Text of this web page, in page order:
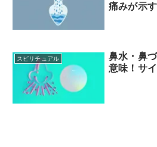
痛みが示
スピリチュアル
鼻水・鼻
意味！サ